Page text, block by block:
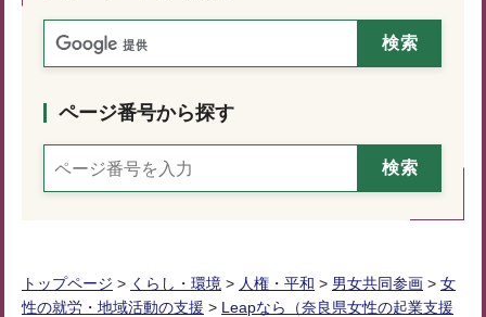
ページ番号から探す
トップページ > くらし・環境 > 人権・平和 > 男女共同参画 > 女
性の就労・地域活動の支援 > Leapなら（奈良県女性の起業支援